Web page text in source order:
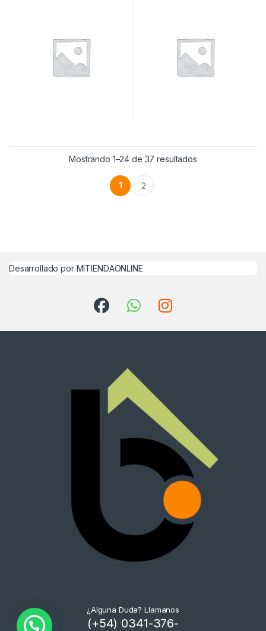
Mostrando 1–24 de 37 resultados
1 2
Desarrollado por MITIENDAONLINE
¿Alguna Duda? Llamanos
(+54) 0341-376-